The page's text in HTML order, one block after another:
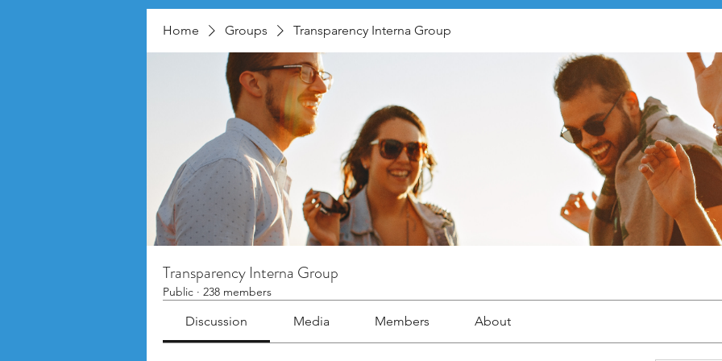
Home Groups Transparency Interna Group
Transparency Interna Group
Public · 238 members
Discussion Media Members About